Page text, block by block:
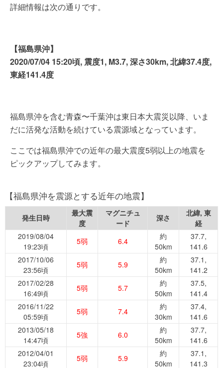
詳細情報は次の通りです。
【福島県沖】
2020/07/04 15:20頃, 震度1, M3.7, 深さ30km, 北緯37.4度,
東経141.4度
福島県沖を含む青森〜千葉沖は東日本大震災以降、いま
だに活発な活動を続けている震源域となっています。
ここでは福島県沖での近年の最大震度5弱以上の地震を
ピックアップしてみます。
【福島県沖を震源とする近年の地震】
発生日時
最大震
度
マグニチュ
ード
深さ
北緯, 東
経
2019/08/04
19:23頃
5弱 6.4
約
50km
37.7,
141.6
2017/10/06
23:56頃
5弱 5.9
約
50km
37.1,
141.2
2017/02/28
16:49頃
5弱 5.7
約
50km
37.5,
141.4
2016/11/22
05:59頃
5弱 7.4
約
30km
37.4,
141.6
2013/05/18
14:47頃
5強 6.0
約
50km
37.7,
141.6
2012/04/01
23:04頃
5弱 5.9
約
50km
37.1,
141.3